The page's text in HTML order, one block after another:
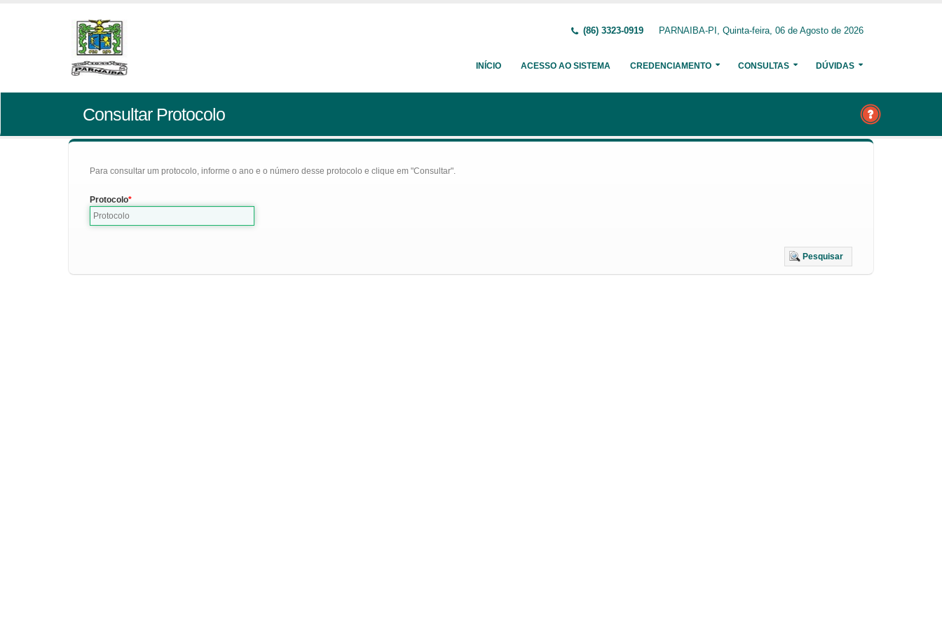
(86) 3323-0919 PARNAIBA-PI, Quinta-feira, 06 de Agosto de 2026
INÍCIO ACESSO AO SISTEMA CREDENCIAMENTO CONSULTAS DÚVIDAS
Consultar Protocolo
Para consultar um protocolo, informe o ano e o número desse protocolo e clique em "Consultar".
Protocolo
Pesquisar